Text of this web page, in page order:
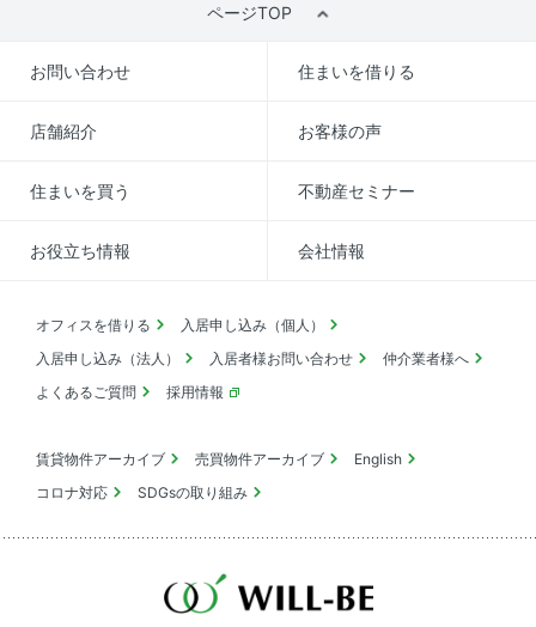
ページTOP
お問い合わせ 住まいを借りる
店舗紹介 お客様の声
住まいを買う 不動産セミナー
お役立ち情報 会社情報
オフィスを借りる
入居申し込み（個人）
入居申し込み（法人）
入居者様お問い合わせ
仲介業者様へ
よくあるご質問
採用情報
賃貸物件アーカイブ 売買物件アーカイブ
English
コロナ対応
SDGsの取り組み